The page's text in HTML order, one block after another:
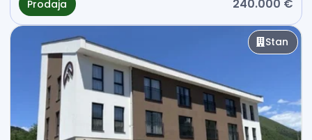
Prodaja 240.000 €
Stan